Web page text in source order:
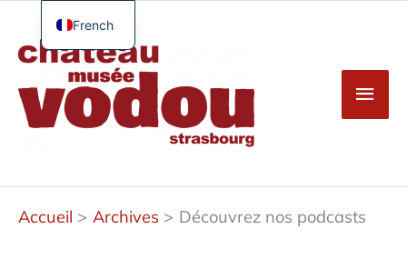
Aller
contenu
Accueil Archives Découvrez nos podcasts
French
English
German
Spanish